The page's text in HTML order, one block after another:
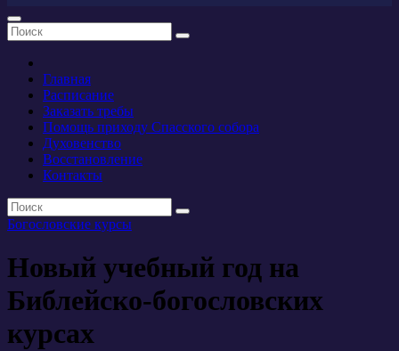
Главная
Расписание
Заказать требы
Помощь приходу Спасского собора
Духовенство
Восстановление
Контакты
Богословские курсы
Новый учебный год на
Библейско-богословских
курсах